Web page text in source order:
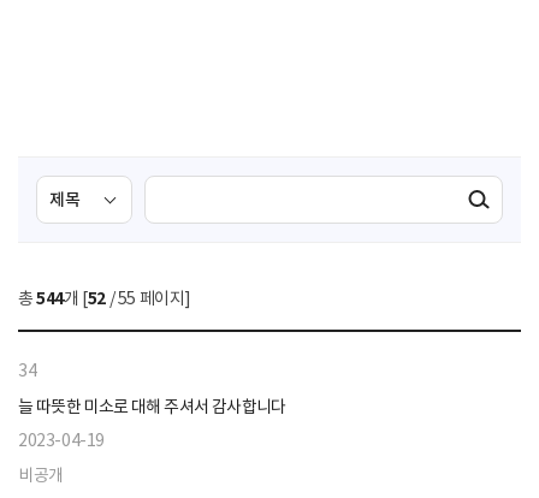
검
색
선
택
색
검색실행
총544개 [52 / 55 페이지]
34
늘 따뜻한 미소로 대해 주셔서 감사합니다
2023-04-19
비공개